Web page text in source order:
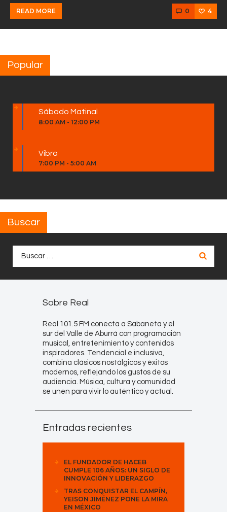
READ MORE 0 4
Popular
Sábado Matinal
8:00 AM - 12:00 PM
Vibra
7:00 PM - 5:00 AM
Buscar
Sobre Real
Real 101.5 FM conecta a Sabaneta y el
sur del Valle de Aburrá con programación
musical, entretenimiento y contenidos
inspiradores. Tendencial e inclusiva,
combina clásicos nostálgicos y éxitos
modernos, reflejando los gustos de su
audiencia. Música, cultura y comunidad
se unen para vivir lo auténtico y actual.
Entradas recientes
EL FUNDADOR DE HACEB
CUMPLE 106 AÑOS: UN SIGLO DE
INNOVACIÓN Y LIDERAZGO
TRAS CONQUISTAR EL CAMPÍN,
YEISON JIMÉNEZ PONE LA MIRA
EN MÉXICO